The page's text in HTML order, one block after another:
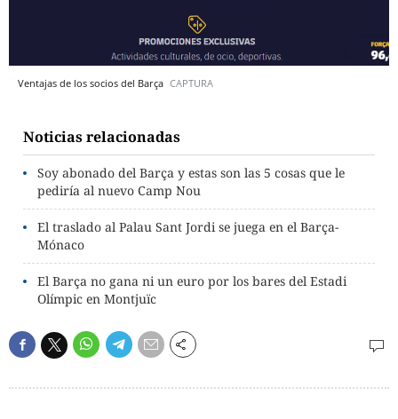
Ventajas de los socios del Barça CAPTURA
Noticias relacionadas
Soy abonado del Barça y estas son las 5 cosas que le
pediría al nuevo Camp Nou
El traslado al Palau Sant Jordi se juega en el Barça-
Mónaco
El Barça no gana ni un euro por los bares del Estadi
Olímpic en Montjuïc